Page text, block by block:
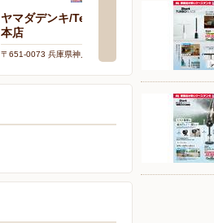
ヤマダデンキ/Tecc LIFE SELECT 神戸
本店
〒651-0073 兵庫県神戸市中央区脇浜海岸通2-3-1